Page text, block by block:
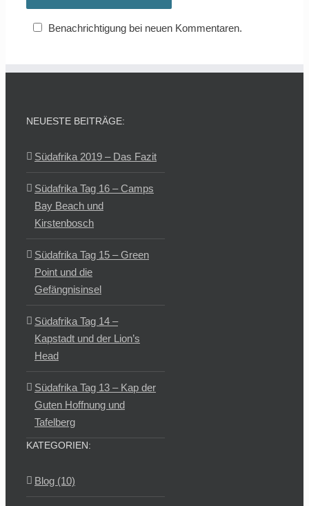
Benachrichtigung bei neuen Kommentaren.
NEUESTE BEITRÄGE:
Südafrika 2019 – Das Fazit
Südafrika Tag 16 – Camps
Bay Beach und
Kirstenbosch
Südafrika Tag 15 – Green
Point und die
Gefängnisinsel
Südafrika Tag 14 –
Kapstadt und der Lion’s
Head
Südafrika Tag 13 – Kap der
Guten Hoffnung und
Tafelberg
KATEGORIEN:
Blog (10)